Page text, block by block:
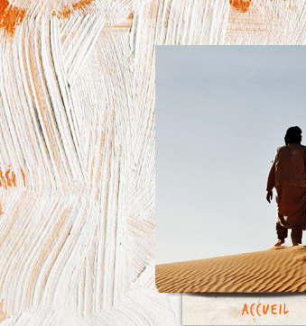
Accueil